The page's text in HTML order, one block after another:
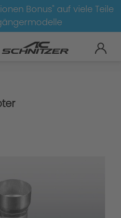
Bonus" auf viele Teile
4er-G26